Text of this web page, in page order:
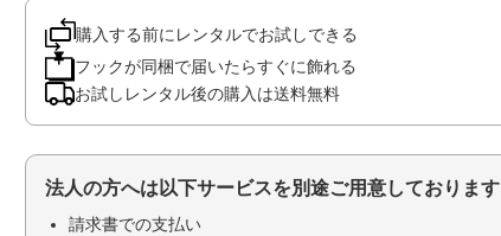
購入する前にレンタルでお試しできる
フックが同梱で届いたらすぐに飾れる
お試しレンタル後の購入は送料無料
法人の方へは以下サービスを別途ご用意しております
請求書での支払い